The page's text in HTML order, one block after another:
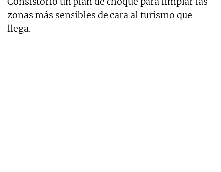
zonas más sensibles de cara al turismo que
llega.